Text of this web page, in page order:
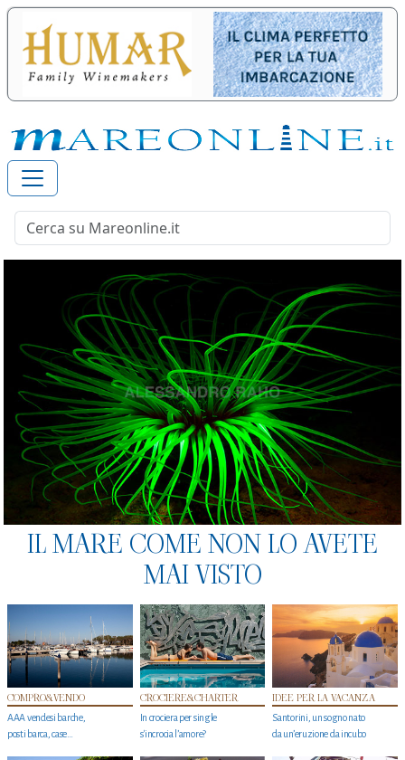
IL MARE COME NON LO AVETE
MAI VISTO
COMPRO&VENDO
AAA vendesi barche,
posti barca, case…
CROCIERE&CHARTER
In crociera per single
s'incrocia l’amore?
IDEE PER LA VACANZA
Santorini, un sogno nato
da un’eruzione da incubo